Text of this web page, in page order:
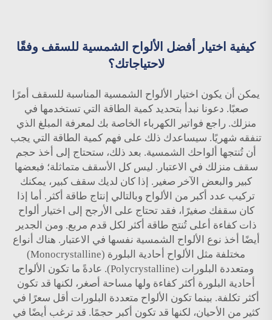
كيفية اختيار أفضل الألواح الشمسية للسقف وفقًا
لاحتياجاتك؟
يمكن أن يكون اختيار الألواح الشمسية المناسبة للسقف أمرًا
صعبًا. دعونا نبدأ بتحديد كمية الطاقة التي تستخدمها في
منزلك. راجع فواتير الكهرباء الخاصة بك لمعرفة المبلغ الذي
تنفقه شهريًا. سيساعدك ذلك على فهم كمية الطاقة التي يجب
أن تُنتجها ألواحك الشمسية. بعد ذلك، ستحتاج إلى أخذ حجم
سقف منزلك في الاعتبار. ليس كل الأسقف متماثلة؛ فبعضها
كبير والبعض الآخر صغير. إذا كان لديك سقف كبير، يمكنك
تركيب عدد أكبر من الألواح وبالتالي إنتاج طاقة أكثر. أما إذا
كان سقفك صغيرًا، فقد تحتاج على الأرجح إلى اختيار ألواح
ذات كفاءة أعلى تُنتج طاقة أكثر لكل قدم مربع. ومن الجدير
أيضًا أخذ نوع الألواح الشمسية نفسها في الاعتبار. هناك أنواع
مختلفة مثل الألواح أحادية البلورة (Monocrystalline)
ومتعددة البلورات (Polycrystalline). عادةً ما تكون الألواح
أحادية البلورة أكثر كفاءة ولها مساحة أصغر، لكنها قد تكون
أكثر تكلفة. بينما تكون الألواح متعددة البلورات أقل سعرًا في
كثير من الأحيان، لكنها قد تكون أكبر حجمًا. قد ترغب أيضًا في